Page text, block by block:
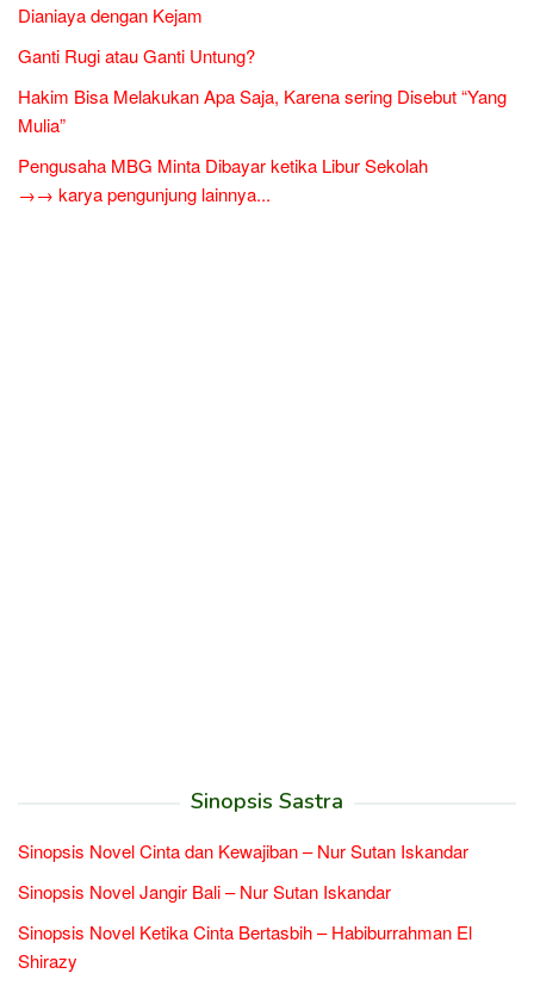
Dianiaya dengan Kejam
Ganti Rugi atau Ganti Untung?
Hakim Bisa Melakukan Apa Saja, Karena sering Disebut “Yang
Mulia”
Pengusaha MBG Minta Dibayar ketika Libur Sekolah
→→ karya pengunjung lainnya...
Sinopsis Sastra
Sinopsis Novel Cinta dan Kewajiban – Nur Sutan Iskandar
Sinopsis Novel Jangir Bali – Nur Sutan Iskandar
Sinopsis Novel Ketika Cinta Bertasbih – Habiburrahman El
Shirazy